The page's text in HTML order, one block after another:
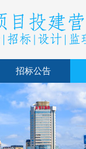
招标公告